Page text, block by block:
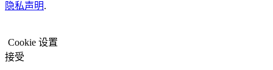
隐私声明.
Cookie 设置
接受